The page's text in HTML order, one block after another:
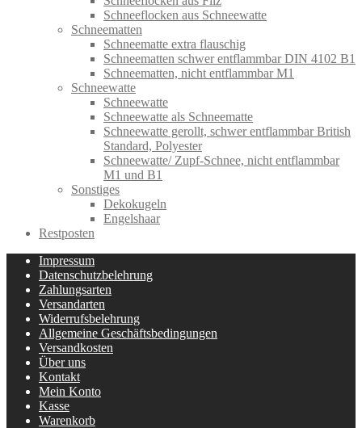
Schneeflocken aus Schneewatte
Schneematten
Schneematte extra flauschig
Schneematten schwer entflammbar DIN 4102 B1
Schneematten, nicht entflammbar M1
Schneewatte
Schneewatte
Schneewatte als Schneematte
Schneewatte gerollt, schwer entflammbar British
Standard, Polyester
Schneewatte/ Zupf-Schnee, nicht entflammbar
M1 und B1
Sonstiges
Dekokugeln
Engelshaar
Restposten
Impressum
Datenschutzbelehrung
Zahlungsarten
Versandarten
Widerrufsbelehrung
Allgemeine Geschäftsbedingungen
Versandkosten
Über uns
Kontakt
Mein Konto
Kasse
Warenkorb